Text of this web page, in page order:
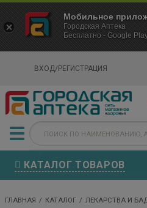
ВХОД/РЕГИСТРАЦИЯ
КАТАЛОГ ТОВАРОВ
ГЛАВНАЯ КАТАЛОГ ЛЕКАРСТВА И
×
Городская Аптека Маркетплейс
- In Google Play
Мобильное
Городская Аптека
Бесплатно - Google